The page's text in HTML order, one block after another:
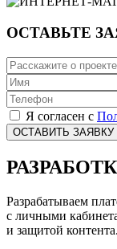
ОСТАВЬТЕ
Я согласен с
ОСТАВИТЬ ЗАЯВКУ
Разрабатываем
с личными
и защитой контента.